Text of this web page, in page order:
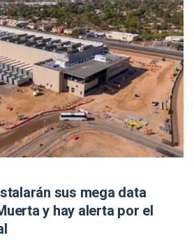
sus mega data
y hay alerta por el